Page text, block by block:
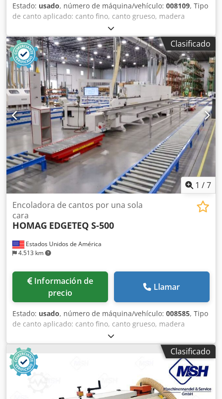
Estado: usado, número de máquina/vehículo: 008109, Tipo
de canto aplicado: canto fino, canto grueso, madera
maciza Codpfx Amew Idc Dousha Sistema de encolado: EVA
Fresado de unión: sí Unidad multifuncional: sí Espesor
máximo de tablero: 12 mm Unidades de trabajo: 9 uds.
Clasificado
1 /7
Estados Unidos de América
4.513 km
Encoladora de cantos por una sola
cara
HOMAG EDGETEQ S-500
Información de
precio
Llamar
Estado: usado, número de máquina/vehículo: 008585, Tipo
de canto aplicado: canto fino, canto grueso, madera
maciza, chapa Sistema de encolado: EVA, PUR Fresado
previo: sí Unidad multifuncional: sí Chedpfxsy In A Ao
Amuoa Unidad de fresado superior: sí Velocidad máxima
de avance: 25 m/min Grosor máximo de tablero: 60 mm
Unidades de trabajo: 8 uds.
Clasificado